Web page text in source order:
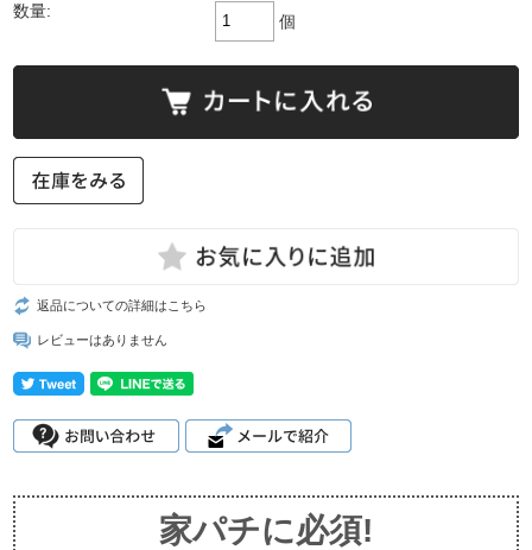
数量:
個
返品についての詳細はこちら
レビューはありません
家パチに必須!